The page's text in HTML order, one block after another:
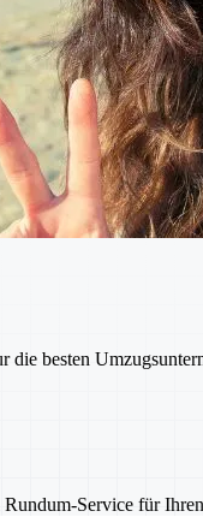
die besten
Service für